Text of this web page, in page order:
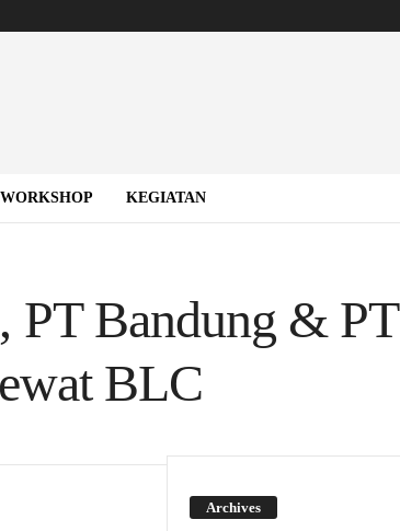
WORKSHOP KEGIATAN
PT Bandung & PT
BLC
Archives